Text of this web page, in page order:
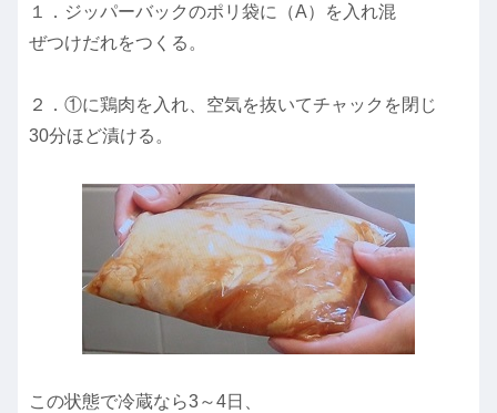
１．ジッパーバックのポリ袋に（A）を入れ混
ぜつけだれをつくる。
２．①に鶏肉を入れ、空気を抜いてチャックを閉じ
30分ほど漬ける。
この状態で冷蔵なら3～4日、